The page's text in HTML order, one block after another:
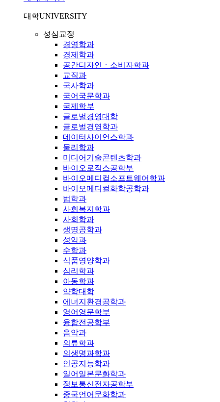
대학UNIVERSITY
성심교정
경영학과
경제학과
공간디자인ㆍ소비자학과
교직과
국사학과
국어국문학과
국제학부
글로벌경영대학
글로벌경영학과
데이터사이언스학과
물리학과
미디어기술콘텐츠학과
바이오로직스공학부
바이오메디컬소프트웨어학과
바이오메디컬화학공학과
법학과
사회복지학과
사회학과
생명공학과
성악과
수학과
식품영양학과
심리학과
아동학과
약학대학
에너지환경공학과
영어영문학부
융합전공학부
음악과
의류학과
의생명과학과
인공지능학과
일어일본문화학과
정보통신전자공학부
중국언어문화학과